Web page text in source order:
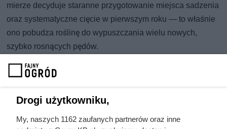
mierze decyduje staranne przygotowanie miejsca sadzenia
oraz systematyczne cięcie w pierwszym roku — to właśnie
ono pobudza roślinę do wypuszczania wielu nowych,
szybko rosnących pędów.
Zbiór wykonuje się najczęściej co 3–4 lata, natomiast w
intensywnych plantacjach przemysłowych — nawet co 2
ilość biomasy, bez wieloletniego czekania typowego dla
klasycznych gatunków drewna opałowego. Wierzba nadaje
Drogi użytkowniku,
My, naszych 1162 zaufanych partnerów oraz inne